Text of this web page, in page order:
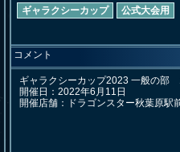
ギャラクシーカップ 公式大会用
コメント
ギャラクシーカップ2023 一般の部
開催日：2022年6月11日
開催店舗：ドラゴンスター秋葉原駅